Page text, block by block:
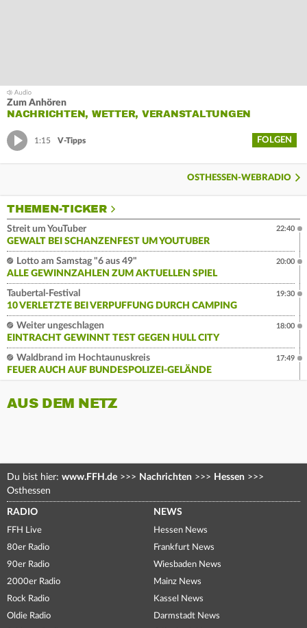
Zum Anhören
NACHRICHTEN, WETTER, VERANSTALTUNGEN
1:15 V-Tipps FOLGEN
OSTHESSEN-WEBRADIO
THEMEN-TICKER
Streit um YouTuber
GEWALT BEI SCHANZENFEST UM YOUTUBER
22:40
Lotto am Samstag "6 aus 49"
ALLE GEWINNZAHLEN ZUM AKTUELLEN SPIEL
20:00
Taubertal-Festival
10 VERLETZTE BEI VERPUFFUNG DURCH CAMPING
19:30
Weiter ungeschlagen
EINTRACHT GEWINNT TEST GEGEN HULL CITY
18:00
Waldbrand im Hochtaunuskreis
FEUER AUCH AUF BUNDESPOLIZEI-GELÄNDE
17:49
AUS DEM NETZ
Du bist hier: www.FFH.de >>> Nachrichten >>> Hessen >>>
Osthessen
RADIO
FFH Live
80er Radio
90er Radio
2000er Radio
Rock Radio
Oldie Radio
NEWS
Hessen News
Frankfurt News
Wiesbaden News
Mainz News
Kassel News
Darmstadt News